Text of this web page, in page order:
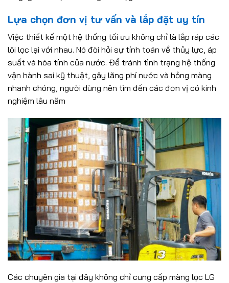
Lựa chọn đơn vị tư vấn và lắp đặt uy tín
Việc thiết kế một hệ thống tối ưu không chỉ là lắp ráp các
lõi lọc lại với nhau. Nó đòi hỏi sự tính toán về thủy lực, áp
suất và hóa tính của nước. Để tránh tình trạng hệ thống
vận hành sai kỹ thuật, gây lãng phí nước và hỏng màng
nhanh chóng, người dùng nên tìm đến các đơn vị có kinh
nghiệm lâu năm
Các chuyên gia tại đây không chỉ cung cấp màng lọc LG